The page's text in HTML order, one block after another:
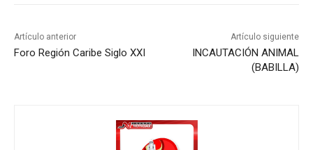
Artículo anterior
Foro Región Caribe Siglo XXI
Artículo siguiente
INCAUTACIÓN ANIMAL
(BABILLA)